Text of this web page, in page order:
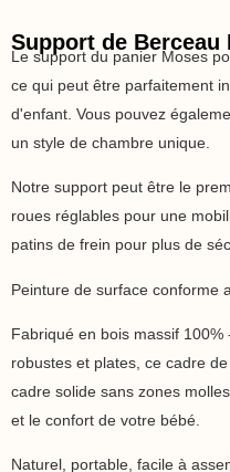
Support de Berceau
Le support du panier Moses
ce qui peut être parfaitement
d'enfant. Vous pouvez
un style de chambre unique.
Notre support peut être le
roues réglables pour une
patins de frein pour plus de
Peinture de surface conforme
Fabriqué en bois massif
robustes et plates, ce cadre
cadre solide sans zones
et le confort de votre bébé.
Naturel, portable, facile à